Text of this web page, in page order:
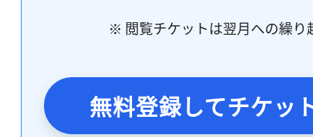
※ 閲覧チケットは翌月への繰り
無料登録してチケッ